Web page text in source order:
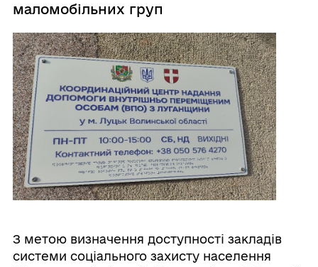
маломобільних груп
З метою визначення доступності закладів
системи соціального захисту населення